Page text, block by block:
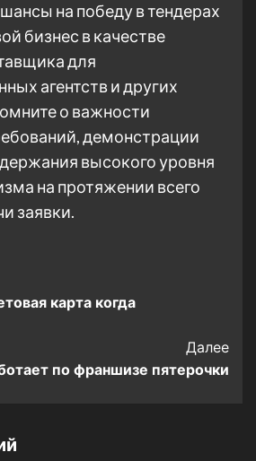
на победу в тендерах
бизнес в качестве
для
агентств и других
о важности
демонстрации
высокого уровня
на протяжении всего
заявки.
карта когда
Далее
по франшизе пятерочки